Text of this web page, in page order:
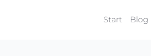
Start Blog